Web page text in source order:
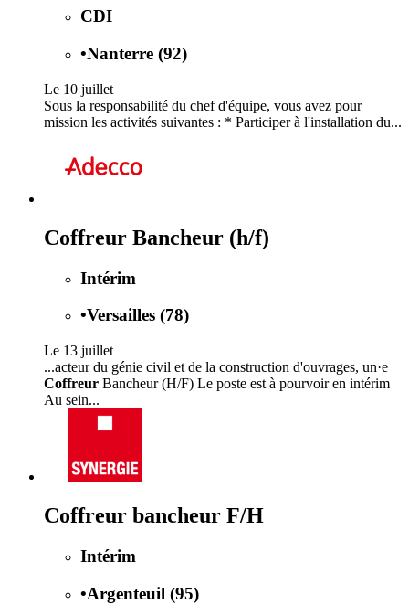
CDI
•Nanterre (92)
Le 10 juillet
Sous la responsabilité du chef d'équipe, vous avez pour
mission les activités suivantes : * Participer à l'installation du...
Coffreur Bancheur (h/f)
Intérim
•Versailles (78)
Le 13 juillet
...acteur du génie civil et de la construction d'ouvrages, un·e
Coffreur Bancheur (H/F) Le poste est à pourvoir en intérim
Au sein...
Coffreur bancheur F/H
Intérim
•Argenteuil (95)